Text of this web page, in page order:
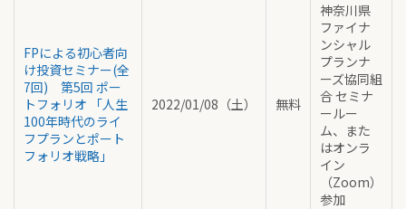
FPによる初心者向
け投資セミナー(全
7回) 第5回 ポー
トフォリオ 「人生
100年時代のライ
フプランとポート
フォリオ戦略」
2022/01/08（土） 無料
神奈川県
ファイナ
ンシャル
プランナ
ーズ協同組
合 セミナ
ールー
ム、また
はオンラ
イン
（Zoom）
参加